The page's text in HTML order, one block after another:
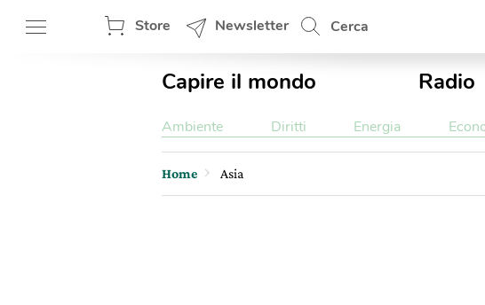
Store Newsletter Cerca
Capire il mondo Radio
Ambiente Diritti Energia
Home Asia